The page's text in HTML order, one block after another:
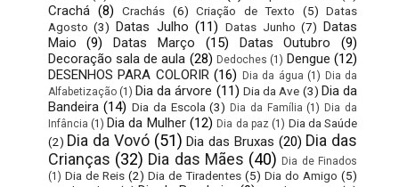
Crachá (8) Crachás (6) Criação de Texto (5) Datas
Agosto (3) Datas Julho (11) Datas Junho (7)
Datas
Maio
(9) Datas Março (15) Datas Outubro
(9)
Decoração sala de aula (28) Dedoches (1) Dengue (12)
DESENHOS PARA COLORIR (16) Dia da água (1) Dia da
Alfabetização (1) Dia da árvore (11) Dia da Ave (3) Dia da
Bandeira (14) Dia da Escola (3) Dia da Família (1) Dia da
Infância (1) Dia da Mulher (12) Dia da paz (1) Dia da Saúde
(2) Dia da Vovó (51) Dia das Bruxas (20) Dia das
Crianças (32) Dia das Mães (40) Dia de Finados
(1) Dia de Reis (2) Dia de Tiradentes (5) Dia do Amigo (5)